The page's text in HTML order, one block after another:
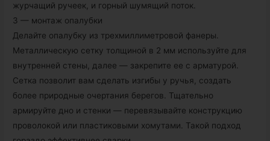
журчащий ручеек, и горный шумящий поток.
3 — монтаж опалубки
Делайте опалубку из трехмиллиметровой фанеры.
Металлическую сетку толщиной в 2 мм используйте для
внутренней стены, далее — закрепите ее с арматурой.
Сетка позволит вам сделать изгибы у ручья, создать
более природные очертания берегов. Тщательно
армируйте дно и стенки — перевязывайте конструкцию
проволокой или пластиковыми хомутами. Такой подход